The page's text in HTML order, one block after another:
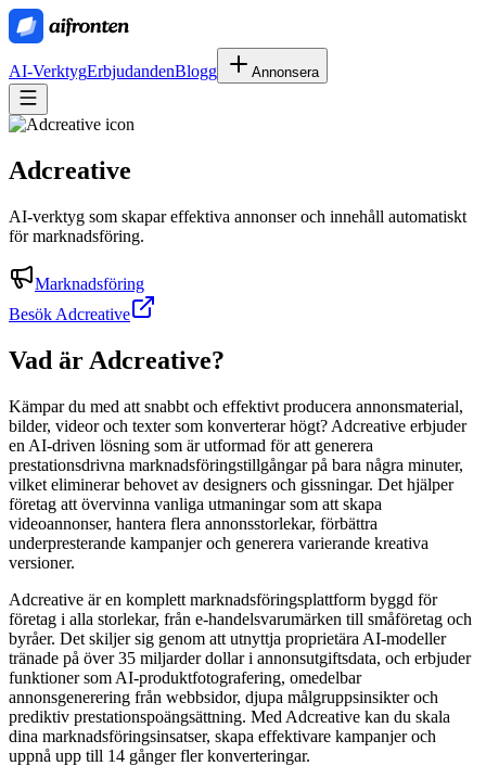
AI-VerktygErbjudandenBlogg Annonsera
Adcreative
AI-verktyg som skapar effektiva annonser och innehåll automatiskt
för marknadsföring.
Marknadsföring
Besök Adcreative
Vad är Adcreative?
Kämpar du med att snabbt och effektivt producera annonsmaterial,
bilder, videor och texter som konverterar högt? Adcreative erbjuder
en AI-driven lösning som är utformad för att generera
prestationsdrivna marknadsföringstillgångar på bara några minuter,
vilket eliminerar behovet av designers och gissningar. Det hjälper
företag att övervinna vanliga utmaningar som att skapa
videoannonser, hantera flera annonsstorlekar, förbättra
underpresterande kampanjer och generera varierande kreativa
versioner.
Adcreative är en komplett marknadsföringsplattform byggd för
företag i alla storlekar, från e-handelsvarumärken till småföretag och
byråer. Det skiljer sig genom att utnyttja proprietära AI-modeller
tränade på över 35 miljarder dollar i annonsutgiftsdata, och erbjuder
funktioner som AI-produktfotografering, omedelbar
annonsgenerering från webbsidor, djupa målgruppsinsikter och
prediktiv prestationspoängsättning. Med Adcreative kan du skala
dina marknadsföringsinsatser, skapa effektivare kampanjer och
uppnå upp till 14 gånger fler konverteringar.